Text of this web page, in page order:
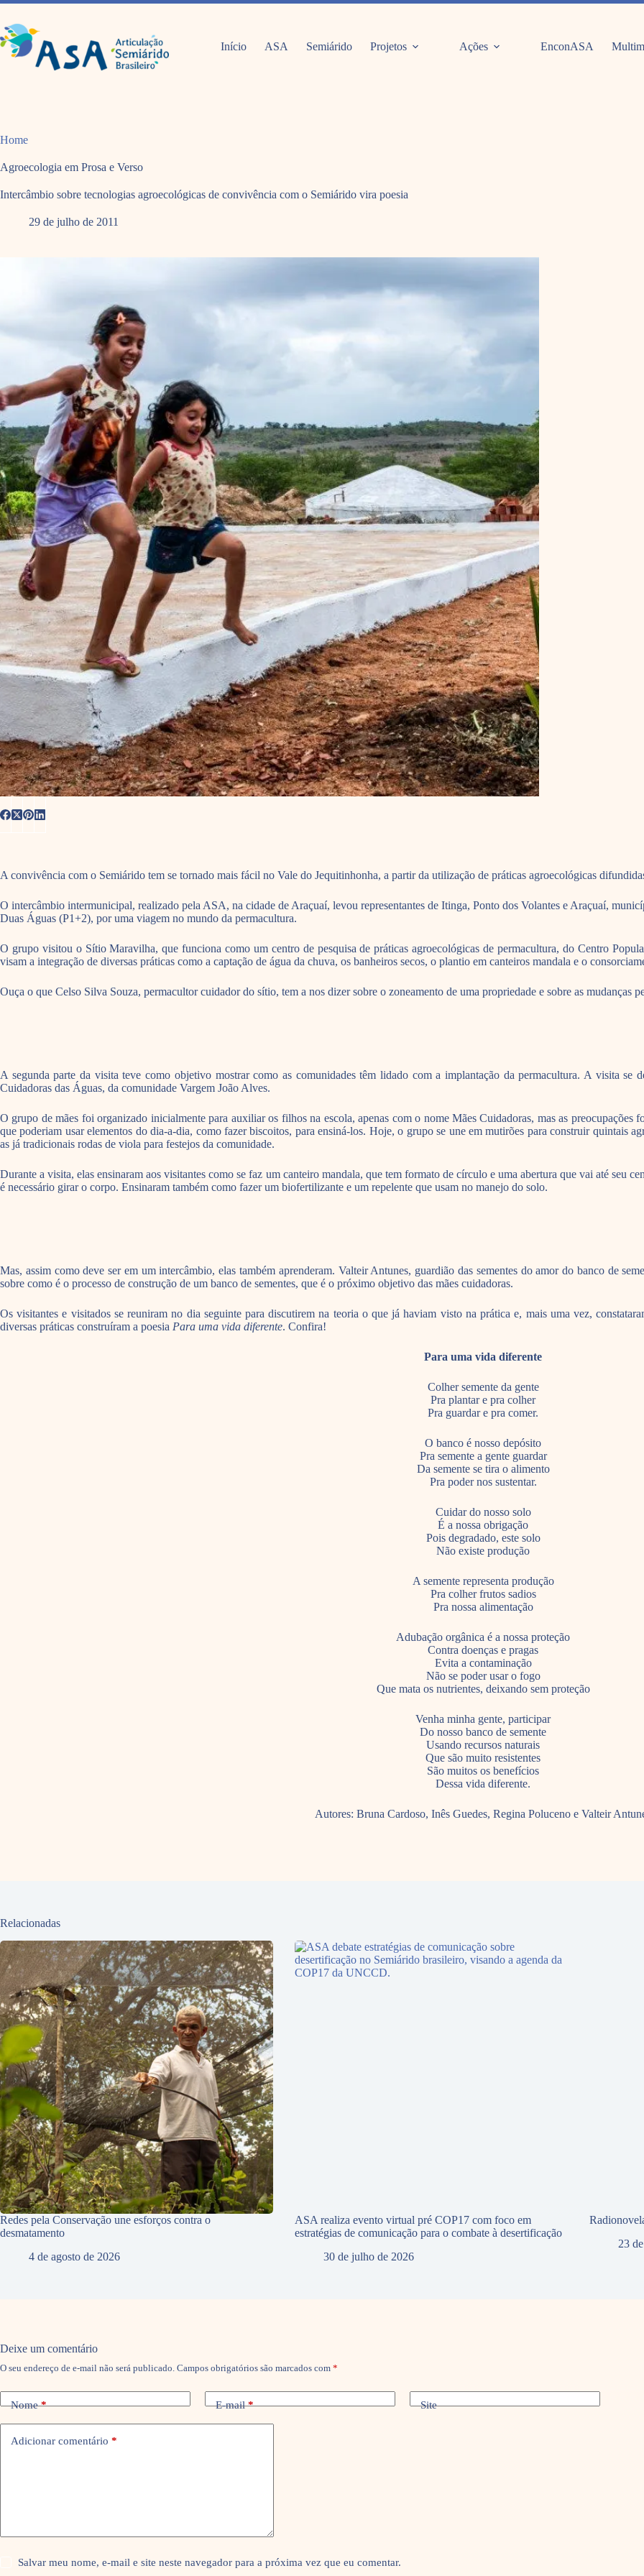
Pular
o
conteúdo
Início ASA Semiárido Projetos Ações EnconASA
Home
Agroecologia em Prosa e Verso
Intercâmbio sobre tecnologias agroecológicas de convivência com o Semiárido vira poesia
29 de julho de 2011
A convivência com o Semiárido tem se tornado mais fácil no Vale do Jequitinhonha, a partir da utilização de práticas agroecológicas
O intercâmbio intermunicipal, realizado pela ASA, na cidade de Araçuaí, levou representantes de Itinga, Ponto dos Volantes e Araçuaí,
Duas Águas (P1+2), por uma viagem no mundo da permacultura.
O grupo visitou o Sítio Maravilha, que funciona como um centro de pesquisa de práticas agroecológicas de permacultura, do Centro
visam a integração de diversas práticas como a captação de água da chuva, os banheiros secos, o plantio em canteiros mandala e o
Ouça o que Celso Silva Souza, permacultor cuidador do sítio, tem a nos dizer sobre o zoneamento de uma propriedade e sobre as mudanças
A segunda parte da visita teve como objetivo mostrar como as comunidades têm lidado com a implantação da permacultura. A visita se
Cuidadoras das Águas, da comunidade Vargem João Alves.
O grupo de mães foi organizado inicialmente para auxiliar os filhos na escola, apenas com o nome Mães Cuidadoras, mas as preocupações
que poderiam usar elementos do dia-a-dia, como fazer biscoitos, para ensiná-los. Hoje, o grupo se une em mutirões para construir quintais
as já tradicionais rodas de viola para festejos da comunidade.
Durante a visita, elas ensinaram aos visitantes como se faz um canteiro mandala, que tem formato de círculo e uma abertura que vai até seu
é necessário girar o corpo. Ensinaram também como fazer um biofertilizante e um repelente que usam no manejo do solo.
Mas, assim como deve ser em um intercâmbio, elas também aprenderam. Valteir Antunes, guardião das sementes do amor do banco de
sobre como é o processo de construção de um banco de sementes, que é o próximo objetivo das mães cuidadoras.
Os visitantes e visitados se reuniram no dia seguinte para discutirem na teoria o que já haviam visto na prática e, mais uma vez,
diversas práticas construíram a poesia Para uma vida diferente. Confira!
Para uma vida diferente
Colher semente da gente
Pra plantar e pra colher
Pra guardar e pra comer.
O banco é nosso depósito
Pra semente a gente guardar
Da semente se tira o alimento
Pra poder nos sustentar.
Cuidar do nosso solo
É a nossa obrigação
Pois degradado, este solo
Não existe produção
A semente representa produção
Pra colher frutos sadios
Pra nossa alimentação
Adubação orgânica é a nossa proteção
Contra doenças e pragas
Evita a contaminação
Não se poder usar o fogo
Que mata os nutrientes, deixando sem proteção
Venha minha gente, participar
Do nosso banco de semente
Usando recursos naturais
Que são muito resistentes
São muitos os benefícios
Dessa vida diferente.
Autores: Bruna Cardoso, Inês Guedes, Regina Poluceno e Valteir
Relacionadas
Redes pela Conservação une esforços contra o
desmatamento
4 de agosto de 2026
ASA realiza evento virtual pré COP17 com foco em
estratégias de comunicação para o combate à desertificação
30 de julho de 2026
23
Deixe um comentário
O seu endereço de e-mail não será publicado. Campos obrigatórios são marcados com *
Nome* E-mail* Site
Adicionar comentário *
Salvar meu nome, e-mail e site neste navegador para a próxima vez que eu comentar.